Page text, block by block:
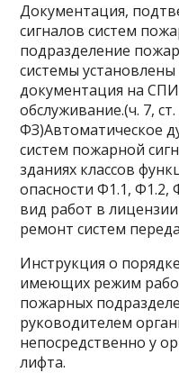
Документация,
сигналов систем
подразделение
системы установлены
документация на
обслуживание.(ч. 7,
ФЗ)Автоматическое
систем пожарной
зданиях классов
опасности Ф1.1, Ф1.2,
вид работ в
ремонт систем
Инструкция о
имеющих режим
пожарных
руководителем
непосредственно у
лифта.